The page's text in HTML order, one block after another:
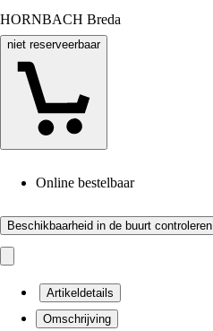
HORNBACH Breda
niet reserveerbaar
Online bestelbaar
Beschikbaarheid in de buurt controleren
Artikeldetails
Omschrijving